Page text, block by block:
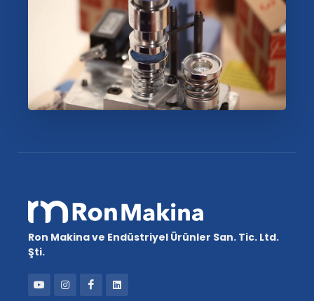
Ron Makina ve Endüstriyel Ürünler San. Tic. Ltd.
Şti.